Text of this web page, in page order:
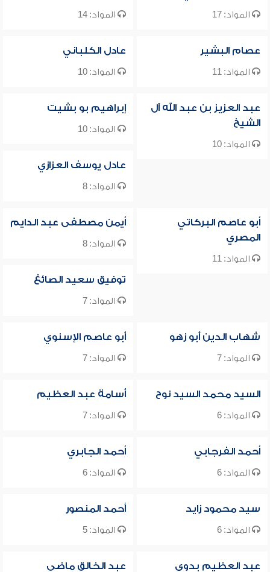
المواد: 17 المواد: 14
عصام البشير
المواد: 11
عادل الكلباني
المواد: 10
عبد العزيز بن عبد الله آل
الشيخ
المواد: 10
إبراهيم بو بشيت
المواد: 10
عادل يوسف العزازي
المواد: 8
أبو عاصم البركاتي
المصري
المواد: 11
أيمن مصطفى عبد الدايم
المواد: 8
توفيق سعيد الصائغ
المواد: 7
شهاب الدين أبو زهو
المواد: 7
أبو عاصم الإسنوي
المواد: 7
السيد محمد السيد نوح
المواد: 6
أسامة عبد العظيم
المواد: 7
أحمد الفرجابي
المواد: 6
أحمد الجابري
المواد: 6
سيد محمود زايد
المواد: 6
أحمد المنصور
المواد: 5
عبد العظيم بدوي عبد الخالق ماضي